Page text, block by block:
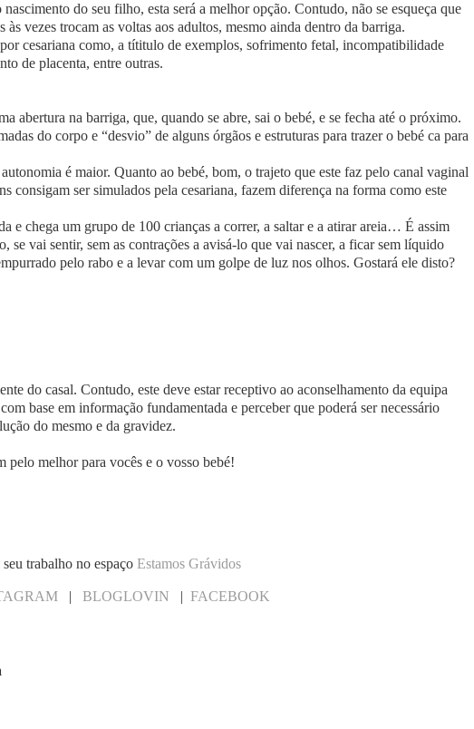
do seu filho, esta será a melhor opção. Contudo, não se esqueça que
às vezes trocam as voltas aos adultos, mesmo ainda dentro da barriga.
cesariana como, a títitulo de exemplos, sofrimento fetal, incompatibilidade
de placenta, entre outras.
abertura na barriga, que, quando se abre, sai o bebé, e se fecha até o próximo.
do corpo e “desvio” de alguns órgãos e estruturas para trazer o bebé ca para
é maior. Quanto ao bebé, bom, o trajeto que este faz pelo canal vaginal
consigam ser simulados pela cesariana, fazem diferença na forma como este
e chega um grupo de 100 crianças a correr, a saltar e a atirar areia… É assim
se vai sentir, sem as contrações a avisá-lo que vai nascer, a ficar sem líquido
pelo rabo e a levar com um golpe de luz nos olhos. Gostará ele disto?
do casal. Contudo, este deve estar receptivo ao aconselhamento da equipa
base em informação fundamentada e perceber que poderá ser necessário
do mesmo e da gravidez.
pelo melhor para vocês e o vosso bebé!
trabalho no espaço Estamos Grávidos
| BLOGLOVIN | FACEBOOK